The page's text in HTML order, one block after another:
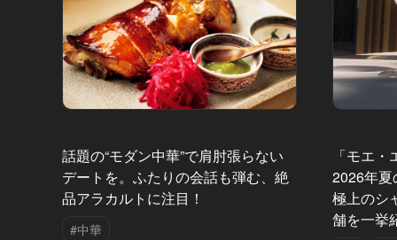
話題の“モダン中華”で肩肘張らない
デートを。ふたりの会話も弾む、絶
品アラカルトに注目！
#中華
「モエ
2026年夏
極上のシ
舗を一挙